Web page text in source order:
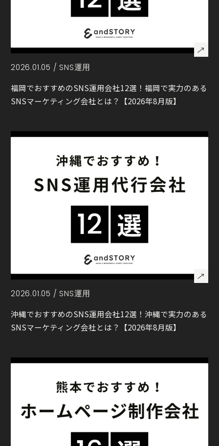
2026.01.05 / SNS運用
福岡でおすすめのSNS運用会社12選！福岡で実力のある
SNSマーケティング会社とは？【2026年8月版】
2026.01.05 / SNS運用
沖縄でおすすめのSNS運用会社12選！沖縄で実力のある
SNSマーケティング会社とは？【2026年8月版】